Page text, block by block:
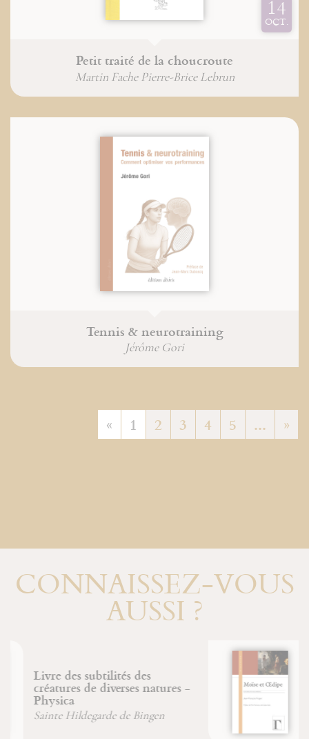
14
OCT.
Petit traité de la choucroute
Martin Fache Pierre-Brice Lebrun
Tennis & neurotraining
Jérôme Gori
« 1 2 3 4 5 ... »
CONNAISSEZ-VOUS
AUSSI ?
Moïse et Œdipe